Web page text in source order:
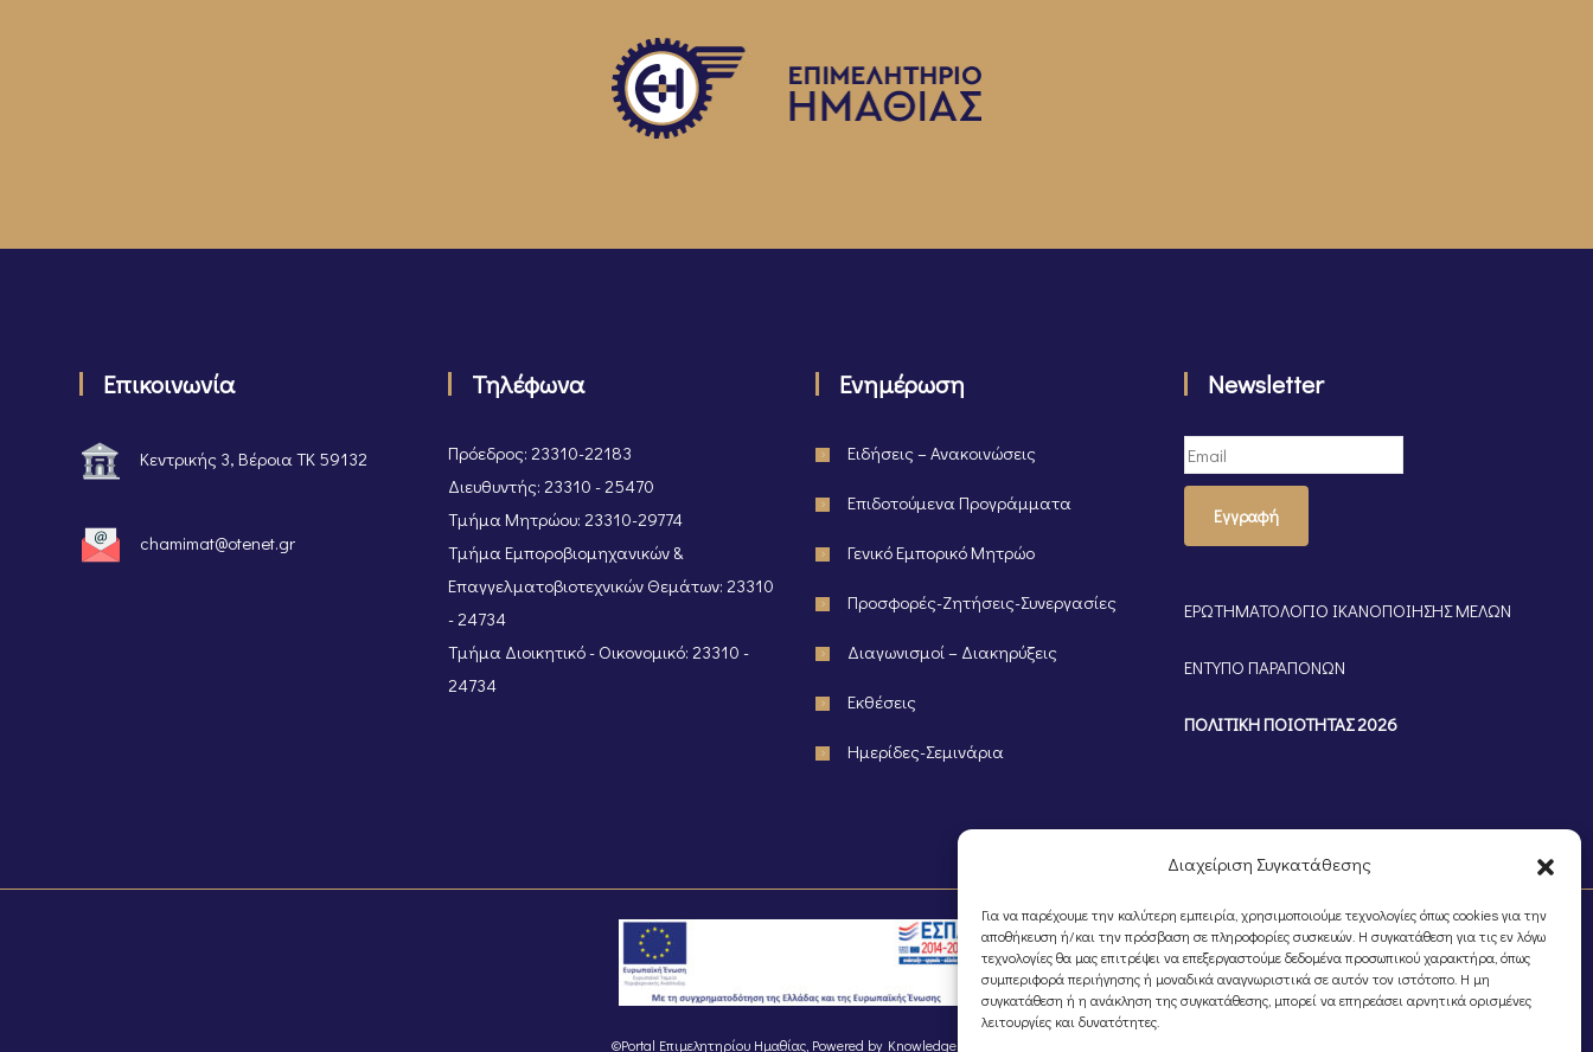
Διαχείριση Συγκατάθεσης
Για να παρέχουμε την καλύτερη εμπειρία, χρησιμοποιούμε τεχνολογίες όπως cookies για την
αποθήκευση ή/και την πρόσβαση σε πληροφορίες συσκευών. Η συγκατάθεση για τις εν λόγω
τεχνολογίες θα μας επιτρέψει να επεξεργαστούμε δεδομένα προσωπικού χαρακτήρα, όπως
συμπεριφορά περιήγησης ή μοναδικά αναγνωριστικά σε αυτόν τον ιστότοπο. Η μη
συγκατάθεση ή η ανάκληση της συγκατάθεσης, μπορεί να επηρεάσει αρνητικά ορισμένες
λειτουργίες και δυνατότητες.
Επικοινωνία
Κεντρικής 3, Βέροια ΤΚ 59132
chamimat@otenet.gr
Τηλέφωνα
Πρόεδρος: 23310-22183
Διευθυντής: 23310 - 25470
Τμήμα Μητρώου: 23310-29774
Τμήμα Εμποροβιομηχανικών &
Επαγγελματοβιοτεχνικών Θεμάτων: 23310
- 24734
Τμήμα Διοικητικό - Οικονομικό: 23310 -
24734
Ενημέρωση
Ειδήσεις – Ανακοινώσεις
Επιδοτούμενα Προγράμματα
Γενικό Εμπορικό Μητρώο
Προσφορές-Ζητήσεις-Συνεργασίες
Διαγωνισμοί – Διακηρύξεις
Εκθέσεις
Ημερίδες-Σεμινάρια
Newsletter
Εγγραφή
ΕΡΩΤΗΜΑΤΟΛΟΓΙΟ ΙΚΑΝΟΠΟΙΗΣΗΣ ΜΕΛΩΝ
ΕΝΤΥΠΟ ΠΑΡΑΠΟΝΩΝ
ΠΟΛΙΤΙΚΗ ΠΟΙΟΤΗΤΑΣ 2026
©Portal Επιμελητηρίου Ημαθίας, Powered by Knowledge A.E.